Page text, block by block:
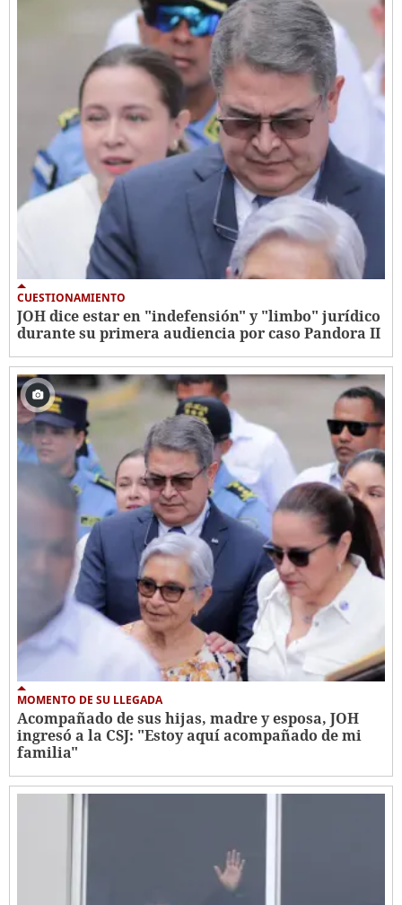
CUESTIONAMIENTO
JOH dice estar en "indefensión" y "limbo" jurídico
durante su primera audiencia por caso Pandora II
MOMENTO DE SU LLEGADA
Acompañado de sus hijas, madre y esposa, JOH
ingresó a la CSJ: "Estoy aquí acompañado de mi
familia"